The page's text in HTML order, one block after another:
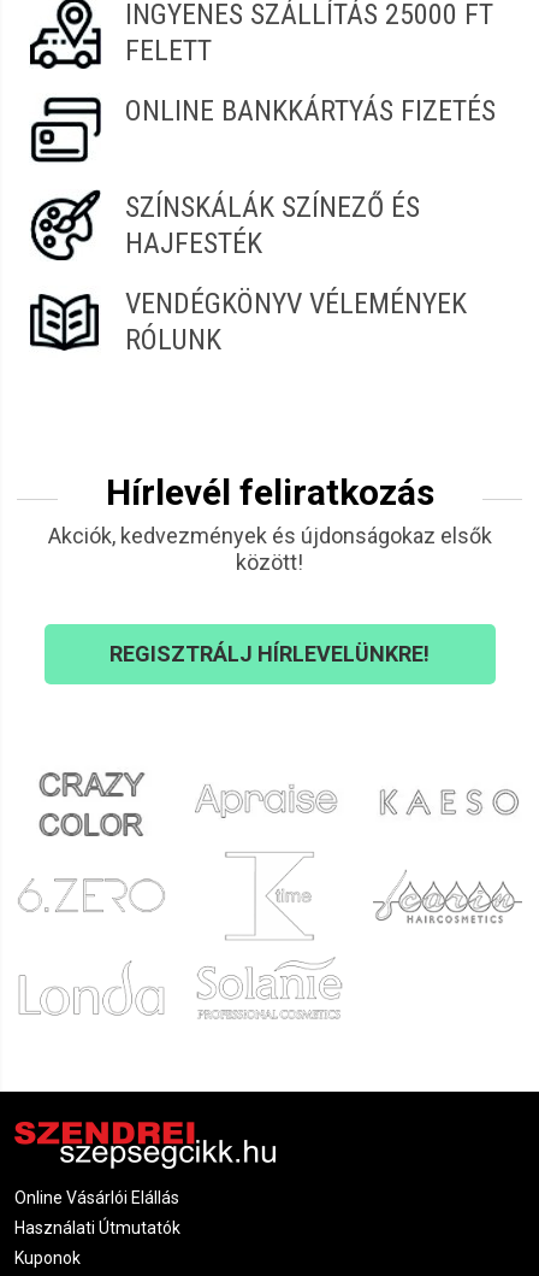
INGYENES SZÁLLÍTÁS 25000 FT
FELETT
ONLINE BANKKÁRTYÁS FIZETÉS
SZÍNSKÁLÁK SZÍNEZŐ ÉS
HAJFESTÉK
VENDÉGKÖNYV VÉLEMÉNYEK
RÓLUNK
Hírlevél feliratkozás
Akciók, kedvezmények és újdonságokaz elsők
között!
REGISZTRÁLJ HÍRLEVELÜNKRE!
Online Vásárlói Elállás
Használati Útmutatók
Kuponok